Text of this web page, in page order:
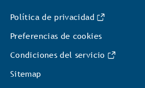
Política de privacidad
Preferencias de cookies
Condiciones del servicio
Sitemap